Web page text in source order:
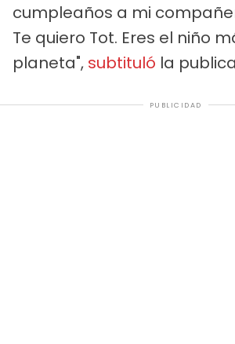
cumpleaños a mi
Te quiero Tot. Eres el niño
planeta", subtituló la
PUBLICIDAD